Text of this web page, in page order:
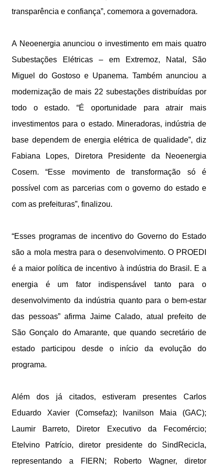
transparência e confiança”, comemora a governadora.
A Neoenergia anunciou o investimento em mais quatro
Subestações Elétricas – em Extremoz, Natal, São
Miguel do Gostoso e Upanema. Também anunciou a
modernização de mais 22 subestações distribuídas por
todo o estado. “É oportunidade para atrair mais
investimentos para o estado. Mineradoras, indústria de
base dependem de energia elétrica de qualidade”, diz
Fabiana Lopes, Diretora Presidente da Neoenergia
Cosern. “Esse movimento de transformação só é
possível com as parcerias com o governo do estado e
com as prefeituras”, finalizou.
“Esses programas de incentivo do Governo do Estado
são a mola mestra para o desenvolvimento. O PROEDI
é a maior política de incentivo à indústria do Brasil. E a
energia é um fator indispensável tanto para o
desenvolvimento da indústria quanto para o bem-estar
das pessoas” afirma Jaime Calado, atual prefeito de
São Gonçalo do Amarante, que quando secretário de
estado participou desde o início da evolução do
programa.
Além dos já citados, estiveram presentes Carlos
Eduardo Xavier (Comsefaz); Ivanilson Maia (GAC);
Laumir Barreto, Diretor Executivo da Fecomércio;
Etelvino Patrício, diretor presidente do SindRecicla,
representando a FIERN; Roberto Wagner, diretor